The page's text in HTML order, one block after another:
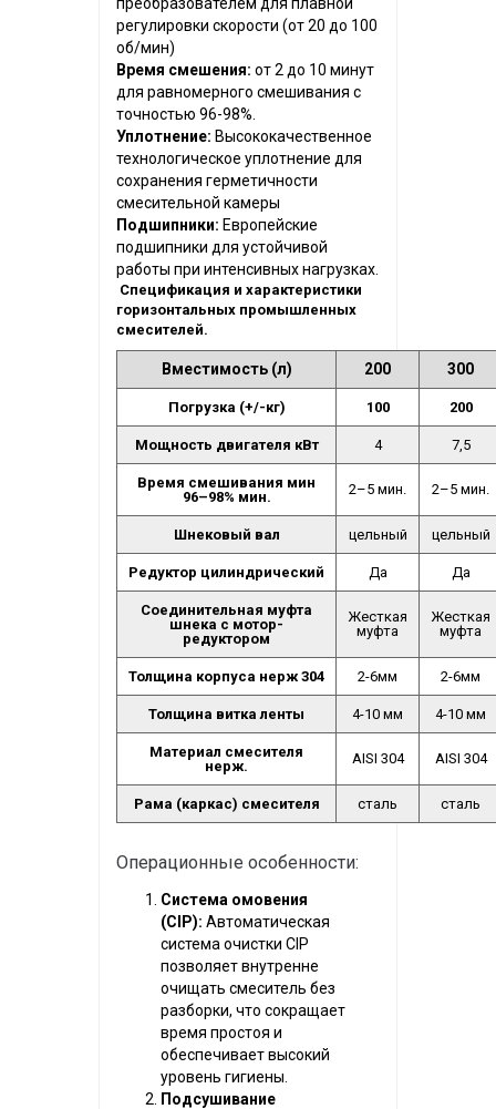
регулировки скорости (от 20 до 100
об/мин)
Время смешения: от 2 до 10 минут
для равномерного смешивания с
точностью 96-98%.
Уплотнение: Высококачественное
технологическое уплотнение для
сохранения герметичности
смесительной камеры
Подшипники: Европейские
подшипники для устойчивой
работы при интенсивных нагрузках.
Спецификация и характеристики
горизонтальных промышленных
смесителей.
Вместимость (л) 200 300
Погрузка (+/-кг) 100 200
Мощность двигателя кВт 4 7,5
Время смешивания мин
96–98% мин.
2–5 мин. 2–5 мин.
Шнековый вал цельный цельный
Редуктор цилиндрический Да Да
Соединительная муфта
шнека с мотор-
редуктором
Жесткая
муфта
Жесткая
муфта
Толщина корпуса нерж 304 2-6мм 2-6мм
Толщина витка ленты 4-10 мм 4-10 мм
Материал смесителя
нерж.
AISI 304 AISI 304
Рама (каркас) смесителя сталь сталь
Операционные особенности:
Система омовения
(CIP): Автоматическая
система очистки CIP
позволяет внутренне
очищать смеситель без
разборки, что сокращает
время простоя и
обеспечивает высокий
уровень гигиены.
Подсушивание